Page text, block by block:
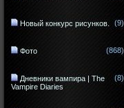
Новый конкурс рисунков. (9)
Фото (868)
Дневники вампира | The
Vampire Diaries
(8)